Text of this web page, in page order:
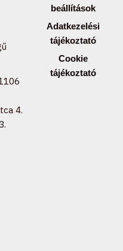
4.
beállítások
Adatkezelési
tájékoztató
Cookie
tájékoztató